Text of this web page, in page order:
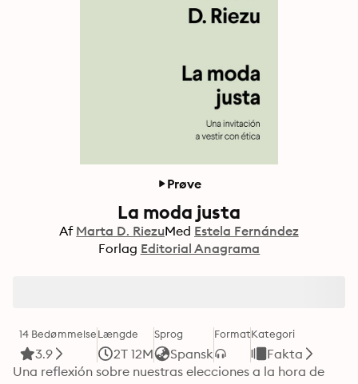
Prøve
La moda justa
Af Marta D. RiezuMed Estela Fernández
Forlag Editorial Anagrama
14 Bedømmelse
3.9
Længde
2T 12M
Sprog
Spansk
FormatKategori
Fakta
Una reflexión sobre nuestras elecciones a la hora de